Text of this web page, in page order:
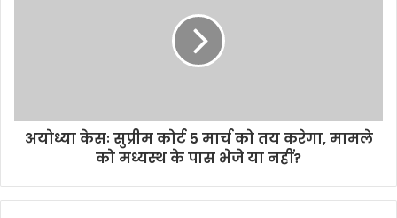
अयोध्या केसः सुप्रीम कोर्ट 5 मार्च को तय करेगा, मामले
को मध्यस्थ के पास भेजे या नहीं?